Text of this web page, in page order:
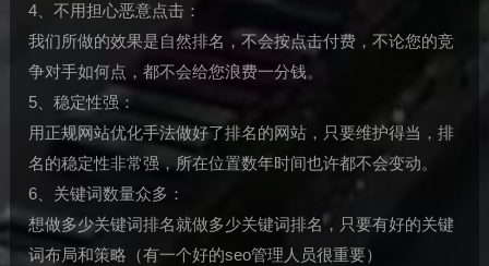
4、不用担心恶意点击：
我们所做的效果是自然排名，不会按点击付费，不论您的竞
争对手如何点，都不会给您浪费一分钱。
5、稳定性强：
用正规网站优化手法做好了排名的网站，只要维护得当，排
名的稳定性非常强，所在位置数年时间也许都不会变动。
6、关键词数量众多：
想做多少关键词排名就做多少关键词排名，只要有好的关键
词布局和策略（有一个好的seo管理人员很重要）